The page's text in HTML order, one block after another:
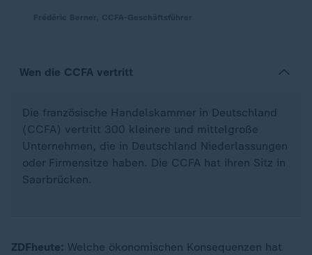
Wen die CCFA vertritt
Die französische Handelskammer in Deutschland
(CCFA) vertritt 300 kleinere und mittelgroße
Unternehmen, die in Deutschland Niederlassungen
oder Firmensitze haben. Die CCFA hat ihren Sitz in
Saarbrücken.
ZDFheute: Welche ökonomischen Konsequenzen hat